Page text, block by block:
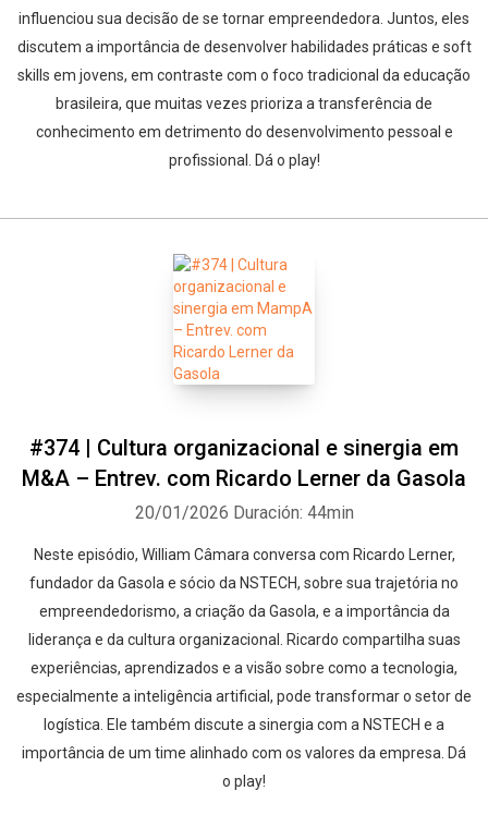
influenciou sua decisão de se tornar empreendedora. Juntos, eles
discutem a importância de desenvolver habilidades práticas e soft
skills em jovens, em contraste com o foco tradicional da educação
brasileira, que muitas vezes prioriza a transferência de
conhecimento em detrimento do desenvolvimento pessoal e
profissional. Dá o play!
#374 | Cultura organizacional e sinergia em
M&A – Entrev. com Ricardo Lerner da Gasola
20/01/2026 Duración: 44min
Neste episódio, William Câmara conversa com Ricardo Lerner,
fundador da Gasola e sócio da NSTECH, sobre sua trajetória no
empreendedorismo, a criação da Gasola, e a importância da
liderança e da cultura organizacional. Ricardo compartilha suas
experiências, aprendizados e a visão sobre como a tecnologia,
especialmente a inteligência artificial, pode transformar o setor de
logística. Ele também discute a sinergia com a NSTECH e a
importância de um time alinhado com os valores da empresa. Dá
o play!